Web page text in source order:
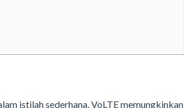
istilah sederhana, VoLTE memungkinkan